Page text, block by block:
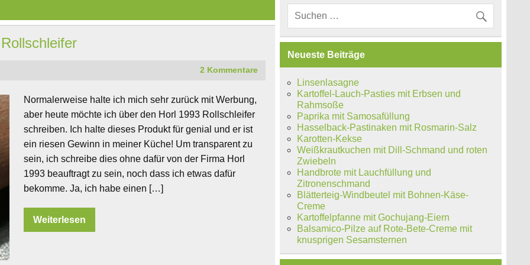
2 Kommentare
Normalerweise halte ich mich sehr zurück mit Werbung,
aber heute möchte ich über den Horl 1993 Rollschleifer
schreiben. Ich halte dieses Produkt für genial und er ist
ein riesen Gewinn in meiner Küche! Um transparent zu
sein, ich schreibe dies ohne dafür von der Firma Horl
1993 beauftragt zu sein, noch dass ich etwas dafür
bekomme. Ja, ich habe einen […]
Weiterlesen
Neueste Beiträge
Linsenlasagne
Kartoffel-Lauch-Pasties mit Erbsen und
Rahmsoße
Paprika mit Samosafüllung
Hasselback-Pastinaken mit Rosmarin-Salz
Karotten-Kekse
Weißkrautkuchen mit Dill-Schmand und roten
Zwiebeln
Handbrote mit Lauchfüllung und
Zitronenschmand
Blätterteig-Windbeutel mit Bohnen-Käse-
Creme
Kartoffelpfanne mit Gochujang-Eiern
Balsamico-Pilze auf Rote-Bete-Creme mit
knusprigen Sesamsternen